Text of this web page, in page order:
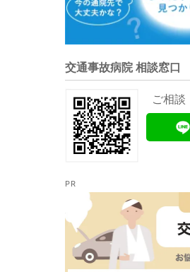
交通事故病院 相談窓口
ご相談